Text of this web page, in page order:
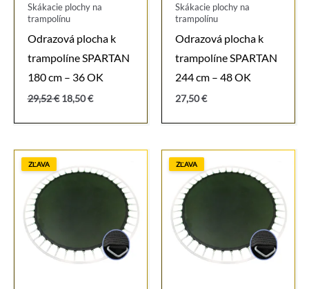
Skákacie plochy na
trampolínu
Odrazová plocha k
trampolíne SPARTAN
180 cm – 36 OK
29,52€ Pôvodná
bola:
18,50€Aktuálna
je:
Skákacie plochy na
trampolínu
Odrazová plocha k
trampolíne SPARTAN
244 cm – 48 OK
27,50€
ZĽAVA ZĽAVA